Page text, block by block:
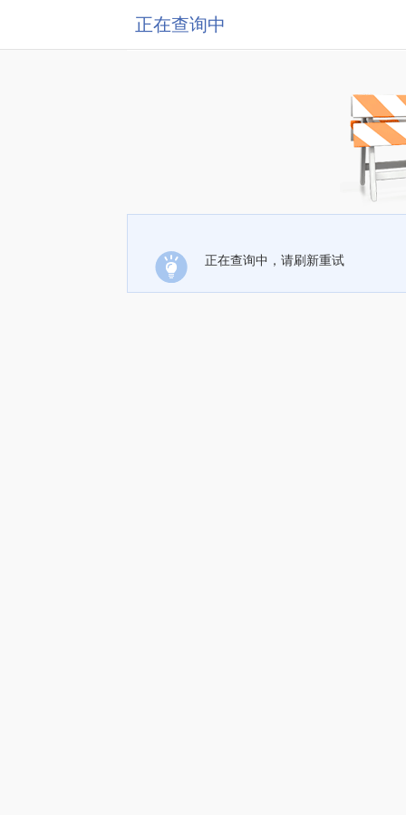
正在查询中
正在查询中，请刷新重试